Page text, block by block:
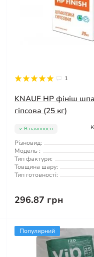
1
KNAUF HP фініш
гіпсова (25 кг)
В наявності
Різновид:
Модель :
Тип фактури:
Товщина шару:
Тип готовності:
296.87 грн
Популярний